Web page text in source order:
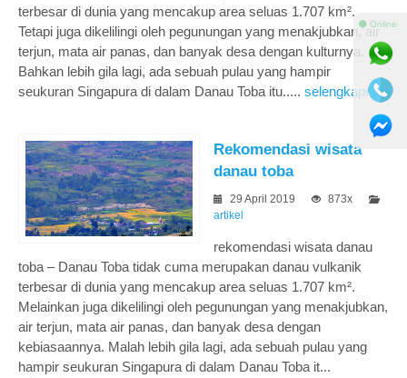
terbesar di dunia yang mencakup area seluas 1.707 km².
Tetapi juga dikelilingi oleh pegunungan yang menakjubkan, air
terjun, mata air panas, dan banyak desa dengan kulturnya.
Bahkan lebih gila lagi, ada sebuah pulau yang hampir
seukuran Singapura di dalam Danau Toba itu..... selengkapnya
Rekomendasi wisata
danau toba
29 April 2019
873x
artikel
rekomendasi wisata danau
toba – Danau Toba tidak cuma merupakan danau vulkanik
terbesar di dunia yang mencakup area seluas 1.707 km².
Melainkan juga dikelilingi oleh pegunungan yang menakjubkan,
air terjun, mata air panas, dan banyak desa dengan
kebiasaannya. Malah lebih gila lagi, ada sebuah pulau yang
hampir seukuran Singapura di dalam Danau Toba it...
⚫ Online